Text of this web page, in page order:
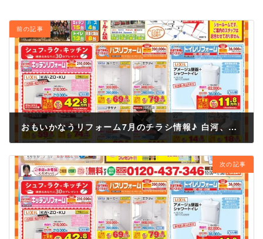
前の記事
おもいかなうリフォーム7月のチラシ情報♪ 白河、西郷、矢吹、表郷、泉崎などおまかせください！
次の記事